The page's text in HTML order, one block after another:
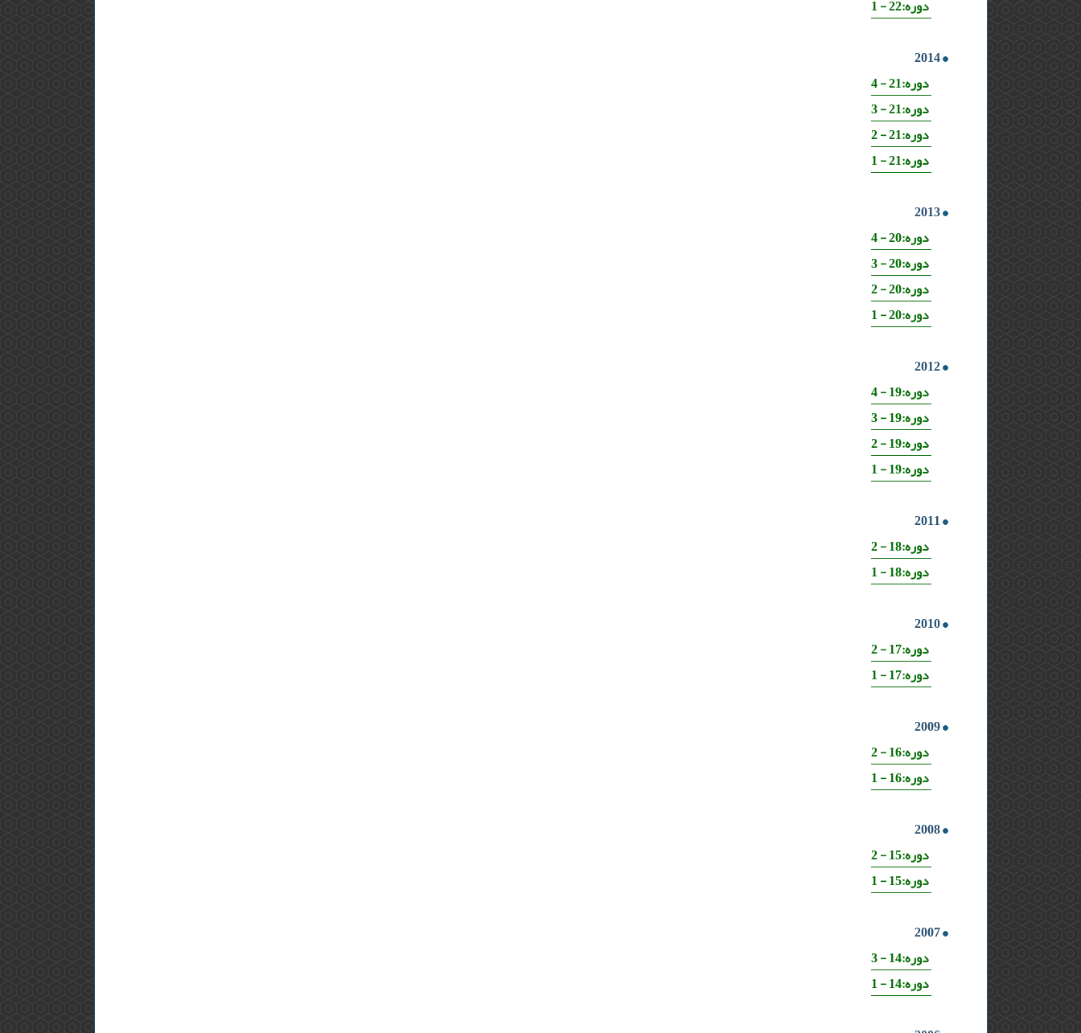
دوره:22 - 1
2014
دوره:21 - 4
دوره:21 - 3
دوره:21 - 2
دوره:21 - 1
2013
دوره:20 - 4
دوره:20 - 3
دوره:20 - 2
دوره:20 - 1
2012
دوره:19 - 4
دوره:19 - 3
دوره:19 - 2
دوره:19 - 1
2011
دوره:18 - 2
دوره:18 - 1
2010
دوره:17 - 2
دوره:17 - 1
2009
دوره:16 - 2
دوره:16 - 1
2008
دوره:15 - 2
دوره:15 - 1
2007
دوره:14 - 3
دوره:14 - 1